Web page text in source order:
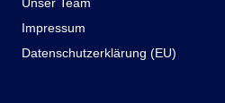
Unser Team
Impressum
Datenschutzerklärung (EU)